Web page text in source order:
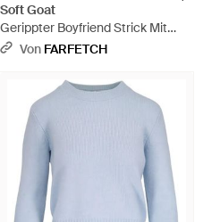
Soft Goat
Gerippter Boyfriend Strick Mit
Rundhalsausschnitt - Natur
Von FARFETCH